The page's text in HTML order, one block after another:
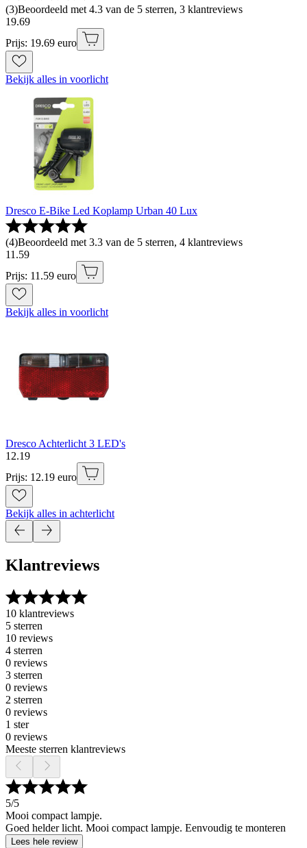
(3)Beoordeeld met 4.3 van de 5 sterren, 3 klantreviews
19.69
Prijs: 19.69 euro
Bekijk alles in voorlicht
Dresco E-Bike Led Koplamp Urban 40 Lux
(4)Beoordeeld met 3.3 van de 5 sterren, 4 klantreviews
11 .59
Prijs: 11.59 euro
Bekijk alles in voorlicht
Dresco Achterlicht 3 LED's
12.19
Prijs: 12.19 euro
Bekijk alles in achterlicht
Klantreviews
10 klantreviews
5 sterren
10 reviews
4 sterren
0 reviews
3 sterren
0 reviews
2 sterren
0 reviews
1 ster
0 reviews
Meeste sterren klantreviews
5/5
Mooi compact lampje.
Goed helder licht. Mooi compact lampje. Eenvoudig te monteren
Lees hele review